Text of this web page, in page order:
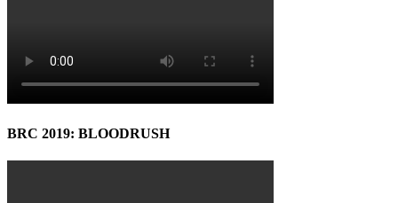
BRC 2019: BLOODRUSH